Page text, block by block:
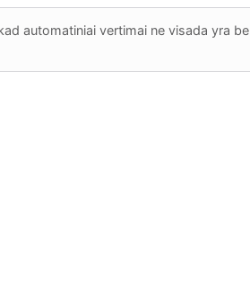
automatiniai vertimai ne visada yra be